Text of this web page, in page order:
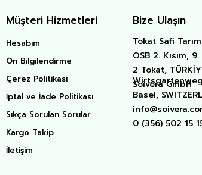
Müşteri Hizmetleri
Hesabım
Ön Bilgilendirme
Çerez Politikası
İptal ve İade Politikası
Sıkça Sorulan Sorular
Kargo Takip
İletişim
Bize Ulaşın
Tokat Safi
OSB 2. Kısım,
2 Tokat,
Soivera GmbH
Basel,
0 (356) 502 15